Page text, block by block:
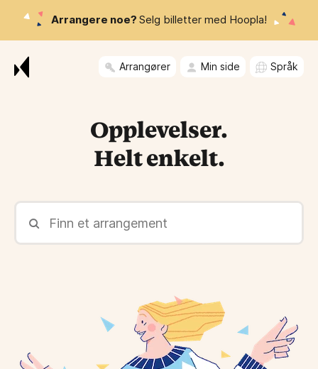
Arrangere noe? Selg billetter med Hoopla!
Arrangører Min side Språk
Opplevelser.
Helt enkelt.